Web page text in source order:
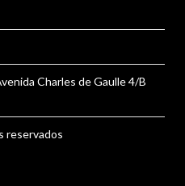
Charles de Gaulle 4/B
reservados